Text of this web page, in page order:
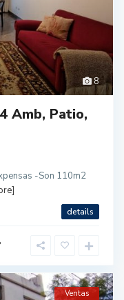
8
Amb, Patio,
-Son 110m2
details
Ventas